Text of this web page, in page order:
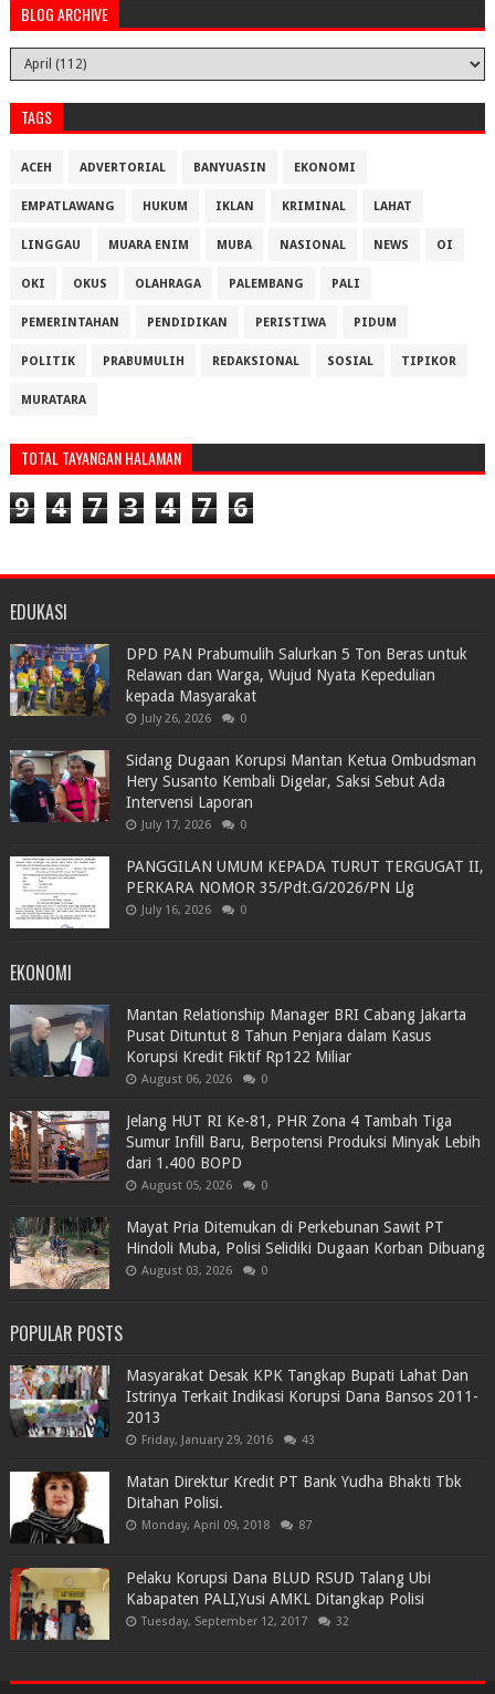
BLOG ARCHIVE
TAGS
ACEH ADVERTORIAL BANYUASIN EKONOMI
EMPATLAWANG HUKUM IKLAN KRIMINAL LAHAT
LINGGAU MUARA ENIM MUBA NASIONAL NEWS OI
OKI OKUS OLAHRAGA PALEMBANG PALI
PEMERINTAHAN PENDIDIKAN PERISTIWA PIDUM
POLITIK PRABUMULIH REDAKSIONAL SOSIAL TIPIKOR
MURATARA
TOTAL TAYANGAN HALAMAN
9 4 7 3 4 7 6
EDUKASI
DPD PAN Prabumulih Salurkan 5 Ton Beras untuk
Relawan dan Warga, Wujud Nyata Kepedulian
kepada Masyarakat
July 26, 2026 0
Sidang Dugaan Korupsi Mantan Ketua Ombudsman
Hery Susanto Kembali Digelar, Saksi Sebut Ada
Intervensi Laporan
July 17, 2026 0
PANGGILAN UMUM KEPADA TURUT TERGUGAT II,
PERKARA NOMOR 35/Pdt.G/2026/PN Llg
July 16, 2026 0
EKONOMI
Mantan Relationship Manager BRI Cabang Jakarta
Pusat Dituntut 8 Tahun Penjara dalam Kasus
Korupsi Kredit Fiktif Rp122 Miliar
August 06, 2026 0
Jelang HUT RI Ke-81, PHR Zona 4 Tambah Tiga
Sumur Infill Baru, Berpotensi Produksi Minyak Lebih
dari 1.400 BOPD
August 05, 2026 0
Mayat Pria Ditemukan di Perkebunan Sawit PT
Hindoli Muba, Polisi Selidiki Dugaan Korban Dibuang
August 03, 2026 0
POPULAR POSTS
Masyarakat Desak KPK Tangkap Bupati Lahat Dan
Istrinya Terkait Indikasi Korupsi Dana Bansos 2011-
2013
Friday, January 29, 2016 43
Matan Direktur Kredit PT Bank Yudha Bhakti Tbk
Ditahan Polisi.
Monday, April 09, 2018 87
Pelaku Korupsi Dana BLUD RSUD Talang Ubi
Kabapaten PALI,Yusi AMKL Ditangkap Polisi
Tuesday, September 12, 2017 32